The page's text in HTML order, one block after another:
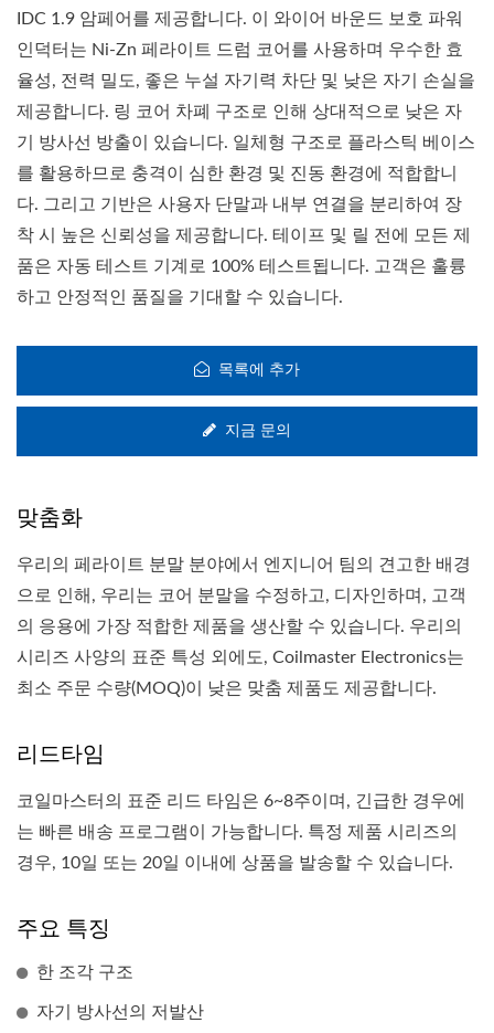
IDC 1.9 암페어를 제공합니다. 이 와이어 바운드 보호 파워
인덕터는 Ni-Zn 페라이트 드럼 코어를 사용하며 우수한 효
율성, 전력 밀도, 좋은 누설 자기력 차단 및 낮은 자기 손실을
제공합니다. 링 코어 차폐 구조로 인해 상대적으로 낮은 자
기 방사선 방출이 있습니다. 일체형 구조로 플라스틱 베이스
를 활용하므로 충격이 심한 환경 및 진동 환경에 적합합니
다. 그리고 기반은 사용자 단말과 내부 연결을 분리하여 장
착 시 높은 신뢰성을 제공합니다. 테이프 및 릴 전에 모든 제
품은 자동 테스트 기계로 100% 테스트됩니다. 고객은 훌륭
하고 안정적인 품질을 기대할 수 있습니다.
목록에 추가
지금 문의
맞춤화
우리의 페라이트 분말 분야에서 엔지니어 팀의 견고한 배경
으로 인해, 우리는 코어 분말을 수정하고, 디자인하며, 고객
의 응용에 가장 적합한 제품을 생산할 수 있습니다. 우리의
시리즈 사양의 표준 특성 외에도, Coilmaster Electronics는
최소 주문 수량(MOQ)이 낮은 맞춤 제품도 제공합니다.
리드타임
코일마스터의 표준 리드 타임은 6~8주이며, 긴급한 경우에
는 빠른 배송 프로그램이 가능합니다. 특정 제품 시리즈의
경우, 10일 또는 20일 이내에 상품을 발송할 수 있습니다.
주요 특징
한 조각 구조
자기 방사선의 저발산